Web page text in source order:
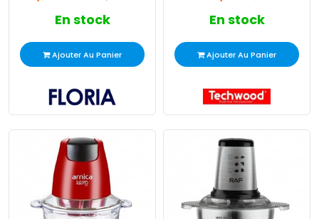
En stock
Ajouter Au Panier
En stock
Ajouter Au Panier